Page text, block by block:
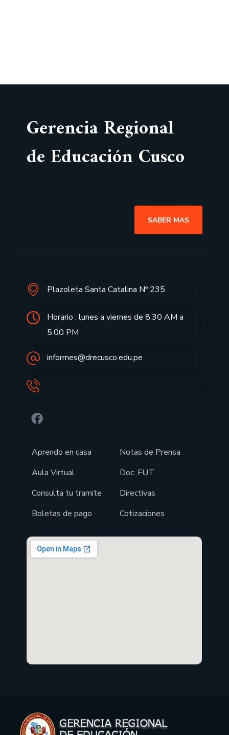
Gerencia Regional
de Educación Cusco
SABER MAS
Plazoleta Santa Catalina Nº 235
Horario : lunes a viernes de 8:30 AM a
5:00 PM
informes@drecusco.edu.pe
Aprendo en casa
Aula Virtual
Consulta tu tramite
Boletas de pago
Notas de Prensa
Doc. FUT
Directivas
Cotizaciones